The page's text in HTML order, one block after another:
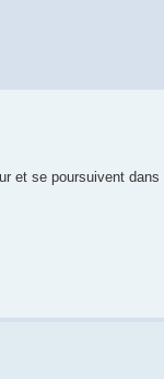
et se poursuivent